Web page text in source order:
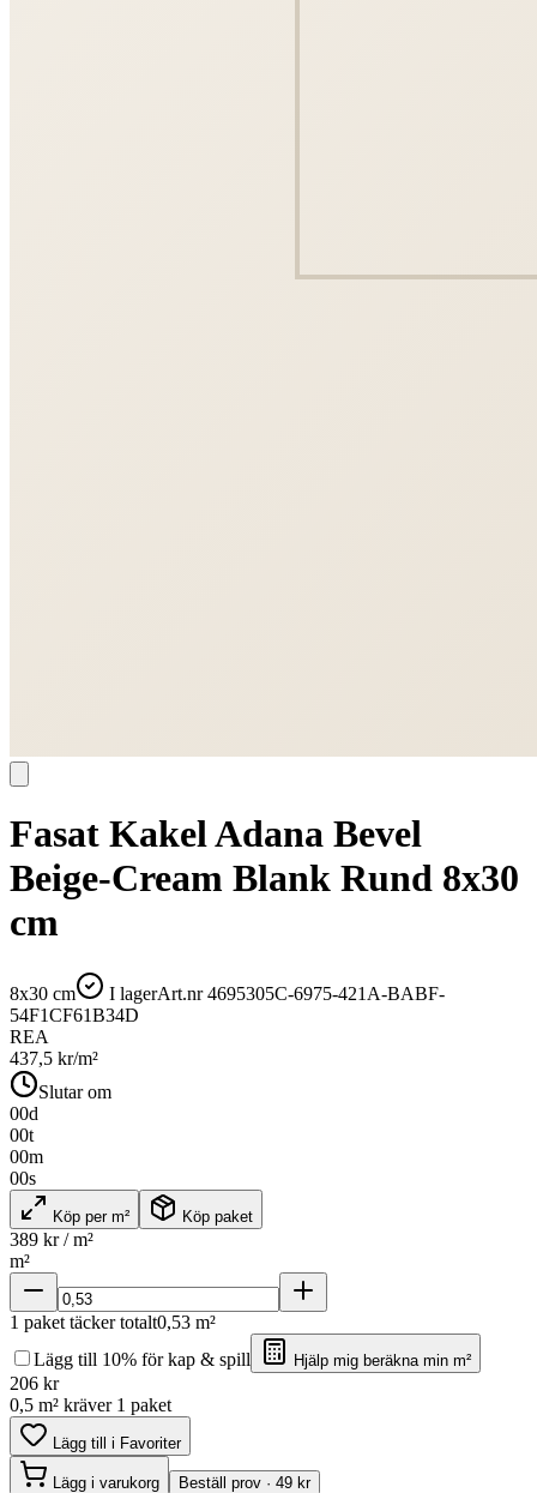
Fasat Kakel Adana Bevel
Beige-Cream Blank Rund 8x30
cm
8x30 cm I lagerArt.nr4695305C-6975-421A-BABF-
54F1CF61B34D
REA
437,5 kr/m²
Slutar om
00d
00t
00m
00s
Köp per m² Köp paket
389 kr / m²
m²
1 paket täcker totalt0,53 m²
Lägg till 10% för kap & spill
Hjälp mig beräkna min m²
206 kr
0,5 m² kräver 1 paket
Lägg till i Favoriter
Lägg i varukorg Beställ prov · 49 kr